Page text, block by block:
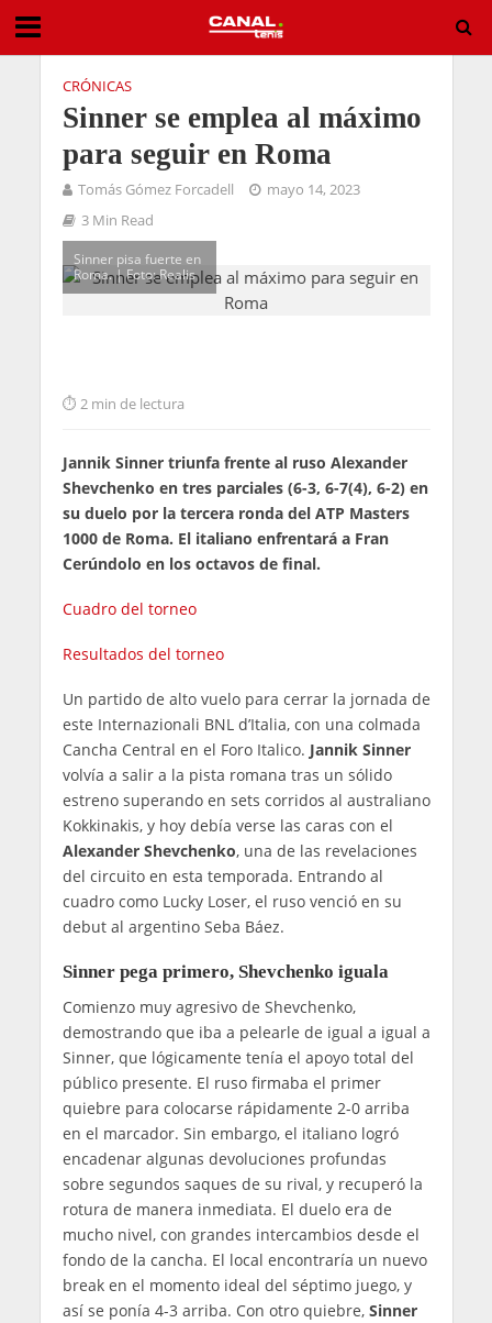
CRÓNICAS
Sinner se emplea al máximo
para seguir en Roma
Tomás Gómez Forcadell
mayo 14, 2023
3 Min Read
Sinner pisa fuerte en
Roma. | Foto: Realis
2 min de lectura
Jannik Sinner triunfa frente al ruso Alexander
Shevchenko en tres parciales (6-3, 6-7(4), 6-2) en
su duelo por la tercera ronda del ATP Masters
1000 de Roma. El italiano enfrentará a Fran
Cerúndolo en los octavos de final.
Cuadro del torneo
Resultados del torneo
Un partido de alto vuelo para cerrar la jornada de
este Internazionali BNL d’Italia, con una colmada
Cancha Central en el Foro Italico. Jannik Sinner
volvía a salir a la pista romana tras un sólido
estreno superando en sets corridos al australiano
Kokkinakis, y hoy debía verse las caras con el
Alexander Shevchenko, una de las revelaciones
del circuito en esta temporada. Entrando al
cuadro como Lucky Loser, el ruso venció en su
debut al argentino Seba Báez.
Sinner pega primero, Shevchenko iguala
Comienzo muy agresivo de Shevchenko,
demostrando que iba a pelearle de igual a igual a
Sinner, que lógicamente tenía el apoyo total del
público presente. El ruso firmaba el primer
quiebre para colocarse rápidamente 2-0 arriba
en el marcador. Sin embargo, el italiano logró
encadenar algunas devoluciones profundas
sobre segundos saques de su rival, y recuperó la
rotura de manera inmediata. El duelo era de
mucho nivel, con grandes intercambios desde el
fondo de la cancha. El local encontraría un nuevo
break en el momento ideal del séptimo juego, y
así se ponía 4-3 arriba. Con otro quiebre,Sinner